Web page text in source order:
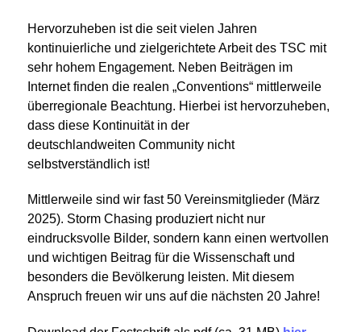
Hervorzuheben ist die seit vielen Jahren
kontinuierliche und zielgerichtete Arbeit des TSC mit
sehr hohem Engagement. Neben Beiträgen im
Internet finden die realen „Conventions“ mittlerweile
überregionale Beachtung. Hierbei ist hervorzuheben,
dass diese Kontinuität in der
deutschlandweiten Community nicht
selbstverständlich ist!
Mittlerweile sind wir fast 50 Vereinsmitglieder (März
2025). Storm Chasing produziert nicht nur
eindrucksvolle Bilder, sondern kann einen wertvollen
und wichtigen Beitrag für die Wissenschaft und
besonders die Bevölkerung leisten. Mit diesem
Anspruch freuen wir uns auf die nächsten 20 Jahre!